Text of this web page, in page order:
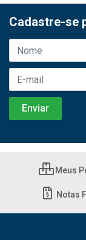
Cadastre-se
Meus
Notas